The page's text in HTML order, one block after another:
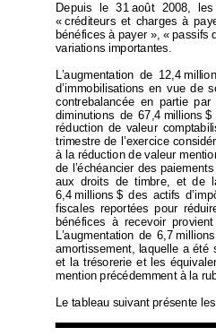
Depuis le 31 août 2008,
« créditeurs et charges à
bénéfices à payer », « passifs
variations importantes.
L’augmentation de 12,4
d’immobilisations en vue de
contrebalancée en partie
diminutions de 67,4 millions $
réduction de valeur com
trimestre de l’exercice
à la réduction de valeur
de l’échéancier des paiements
aux droits de timbre, et de
6,4 millions $ des actifs
fiscales reportées pour
bénéfices à recevoir
L’augmentation de 6,7
amortissement, laquelle a été
et la trésorerie et les
mention précédemment à la
Le tableau suivant présente